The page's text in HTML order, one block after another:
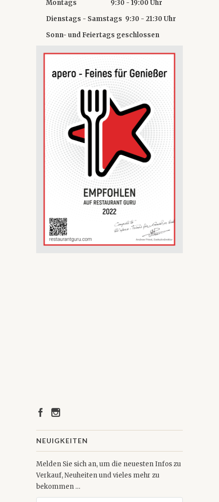
Montags 9:30 - 19:00 Uhr
Dienstags - Samstags 9:30 - 21:30 Uhr
Sonn- und Feiertags geschlossen
NEUIGKEITEN
Melden Sie sich an, um die neuesten Infos zu
Verkauf, Neuheiten und vieles mehr zu
bekommen …